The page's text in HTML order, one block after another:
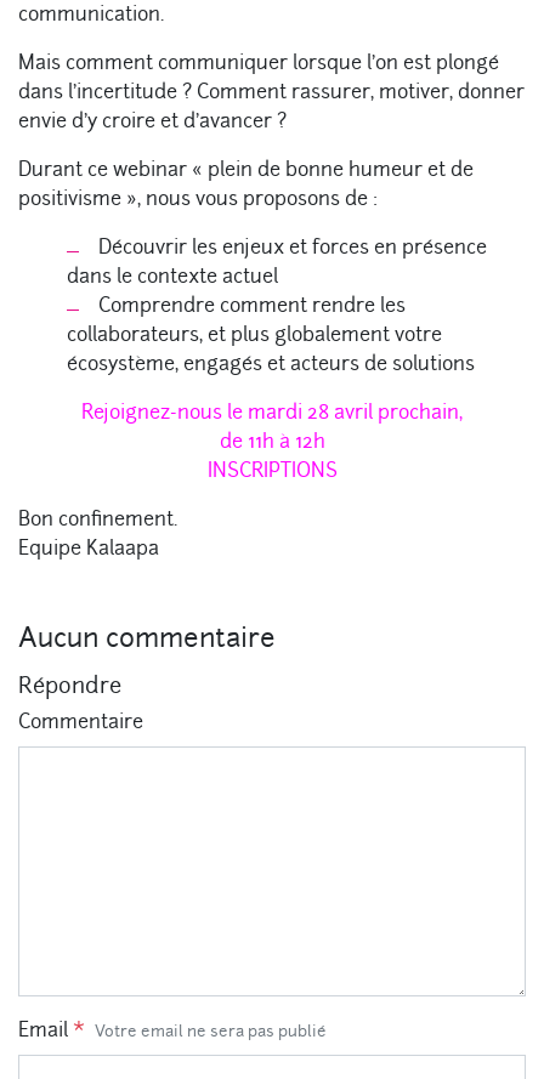
communication.
Mais comment communiquer lorsque l’on est plongé
dans l’incertitude ? Comment rassurer, motiver, donner
envie d’y croire et d’avancer ?
Durant ce webinar « plein de bonne humeur et de
positivisme », nous vous proposons de :
Découvrir les enjeux et forces en présence
dans le contexte actuel
Comprendre comment rendre les
collaborateurs, et plus globalement votre
écosystème, engagés et acteurs de solutions
Rejoignez-nous le mardi 28 avril prochain,
de 11h à 12h
INSCRIPTIONS
Bon confinement.
Equipe Kalaapa
Aucun commentaire
Répondre
Commentaire
Email * Votre email ne sera pas publié